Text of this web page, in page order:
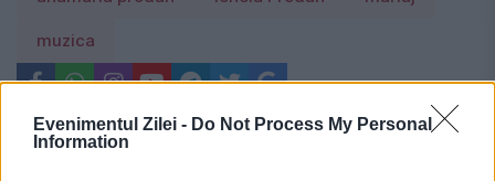
Evenimentul Zilei - Do Not Process My Personal
Information
muzica